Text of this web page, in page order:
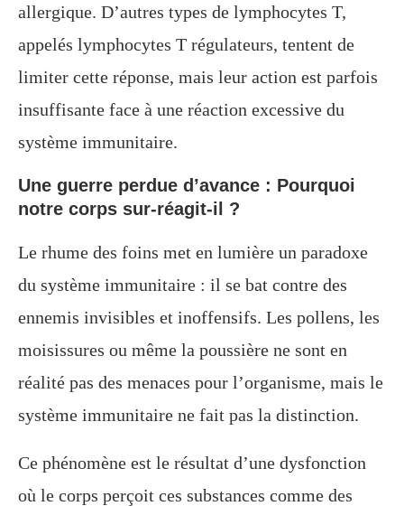
allergique. D’autres types de lymphocytes T,
appelés lymphocytes T régulateurs, tentent de
limiter cette réponse, mais leur action est parfois
insuffisante face à une réaction excessive du
système immunitaire.
Une guerre perdue d’avance : Pourquoi
notre corps sur-réagit-il ?
Le rhume des foins met en lumière un paradoxe
du système immunitaire : il se bat contre des
ennemis invisibles et inoffensifs. Les pollens, les
moisissures ou même la poussière ne sont en
réalité pas des menaces pour l’organisme, mais le
système immunitaire ne fait pas la distinction.
Ce phénomène est le résultat d’une dysfonction
où le corps perçoit ces substances comme des